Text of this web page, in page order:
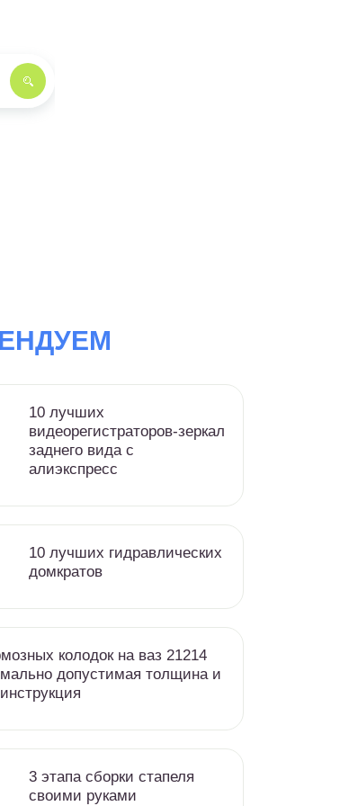
10 лучших
видеорегистраторов-зеркал
заднего вида с
алиэкспресс
10 лучших гидравлических
домкратов
колодок на ваз 21214
допустимая толщина и
3 этапа сборки стапеля
своими руками